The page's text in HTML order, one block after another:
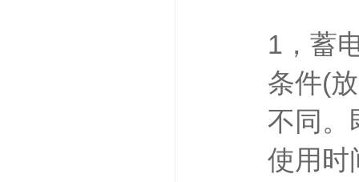
1，蓄
条件(
不同。
使用时